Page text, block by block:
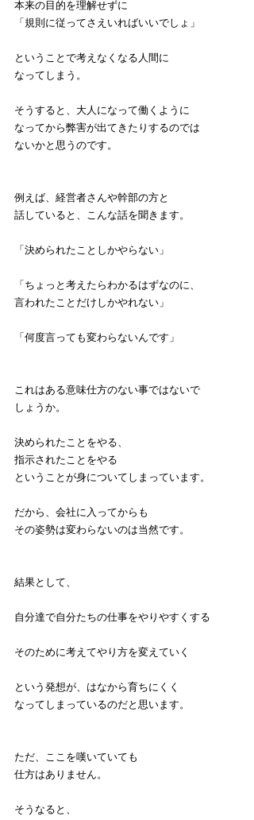
本来の目的を理解せずに
「規則に従ってさえいればいいでしょ」
ということで考えなくなる人間に
なってしまう。
そうすると、大人になって働くように
なってから弊害が出てきたりするのでは
ないかと思うのです。
例えば、経営者さんや幹部の方と
話していると、こんな話を聞きます。
「決められたことしかやらない」
「ちょっと考えたらわかるはずなのに、
言われたことだけしかやれない」
「何度言っても変わらないんです」
これはある意味仕方のない事ではないで
しょうか。
決められたことをやる、
指示されたことをやる
ということが身についてしまっています。
だから、会社に入ってからも
その姿勢は変わらないのは当然です。
結果として、
自分達で自分たちの仕事をやりやすくする
そのために考えてやり方を変えていく
という発想が、はなから育ちにくく
なってしまっているのだと思います。
ただ、ここを嘆いていても
仕方はありません。
そうなると、